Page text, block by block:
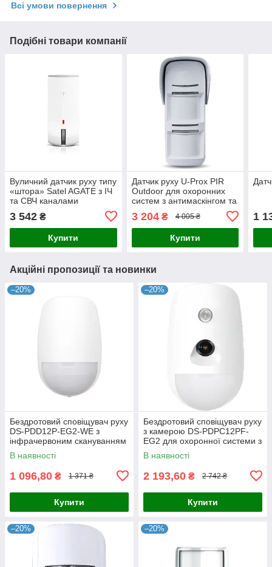
Всі умови повернення
Подібні товари компанії
Вуличний датчик руху типу
«штора» Satel AGATE з ІЧ
та СВЧ каналами
3 542 ₴
Купити
Датчик руху U-Prox PIR
Outdoor для охоронних
систем з антимаскінгом та
автономний у режимі від
-20°C до
3 204₴ 4 005 ₴
Купити
1
Акційні пропозиції та новинки
–20%
Бездротовий сповіщувач руху
DS-PDD12P-EG2-WE з
інфрачервоним скануванням
на 12 метрів для охоронної
системи з тривалим терміном
В наявності
1 096,80 ₴ 1 371 ₴
Купити
–20%
Бездротовий сповіщувач руху
з камерою DS-PDPC12PF-
EG2 для охоронної системи з
інфрачервоною технологією
та дистанційним переглядом
В наявності
2 193,60 ₴ 2 742 ₴
Купити
–20% –20%